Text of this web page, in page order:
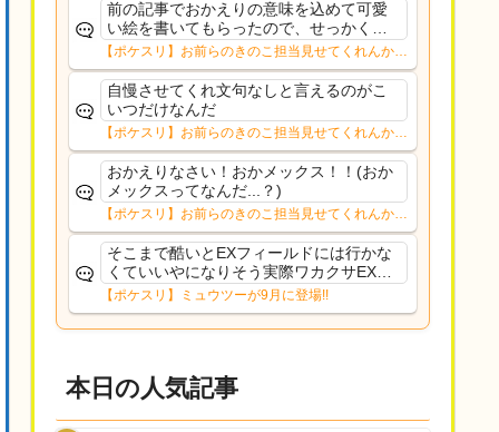
前の記事でおかえりの意味を込めて可愛
い絵を書いてもらったので、せっかくな
のでトップに飾ってみました。少しの間
掲載しようかと思います。ようやく通常
更新できそうです。
【ポケスリ】お前らのきのこ担当見せてくれんか…
自慢させてくれ文句なしと言えるのがこ
いつだけなんだ
【ポケスリ】お前らのきのこ担当見せてくれんか…
おかえりなさい！おかメックス！！(おか
メックスってなんだ...？)
【ポケスリ】お前らのきのこ担当見せてくれんか…
そこまで酷いとEXフィールドには行かな
くていいやになりそう実際ワカクサEXで
さえあんまり行ってないや
【ポケスリ】ミュウツーが9月に登場!!
本日の人気記事